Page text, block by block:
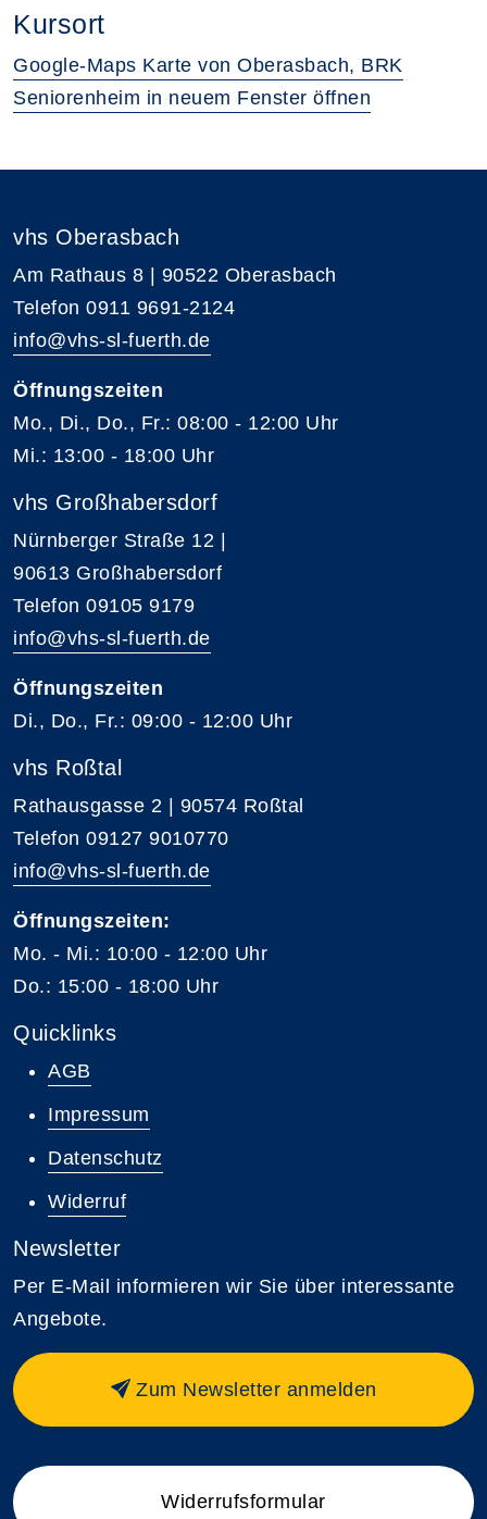
Kursort
Google-Maps Karte von Oberasbach, BRK
Seniorenheim in neuem Fenster öffnen
vhs Oberasbach
Am Rathaus 8 | 90522 Oberasbach
Telefon 0911 9691-2124
info@vhs-sl-fuerth.de
Öffnungszeiten
Mo., Di., Do., Fr.: 08:00 - 12:00 Uhr
Mi.: 13:00 - 18:00 Uhr
vhs Großhabersdorf
Nürnberger Straße 12 |
90613 Großhabersdorf
Telefon 09105 9179
info@vhs-sl-fuerth.de
Öffnungszeiten
Di., Do., Fr.: 09:00 - 12:00 Uhr
vhs Roßtal
Rathausgasse 2 | 90574 Roßtal
Telefon 09127 9010770
info@vhs-sl-fuerth.de
Öffnungszeiten:
Mo. - Mi.: 10:00 - 12:00 Uhr
Do.: 15:00 - 18:00 Uhr
Quicklinks
AGB
Impressum
Datenschutz
Widerruf
Newsletter
Per E-Mail informieren wir Sie über interessante
Angebote.
Zum Newsletter anmelden
Widerrufsformular